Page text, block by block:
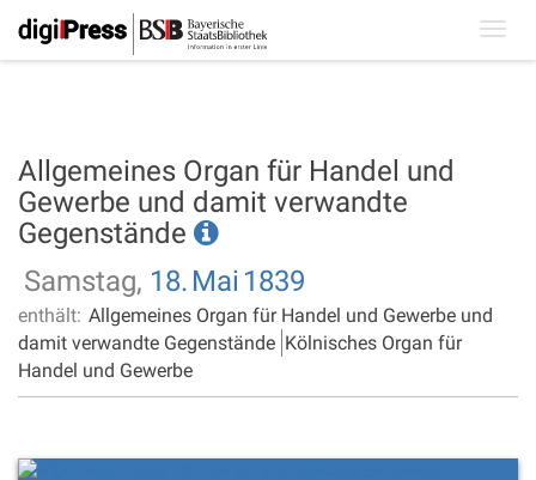
Allgemeines Organ für Handel und
Gewerbe und damit verwandte
Gegenstände
Samstag, 18. Mai 1839
enthält: Allgemeines Organ für Handel und Gewerbe und
damit verwandte Gegenstände Kölnisches Organ für
Handel und Gewerbe